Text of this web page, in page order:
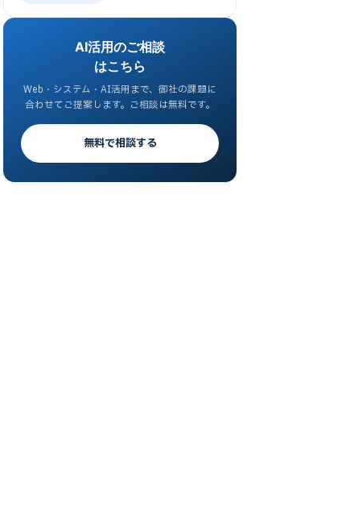
AI活用のご相談
はこちら
Web・システム・AI活用まで、御社の課題に
合わせてご提案します。ご相談は無料です。
無料で相談する